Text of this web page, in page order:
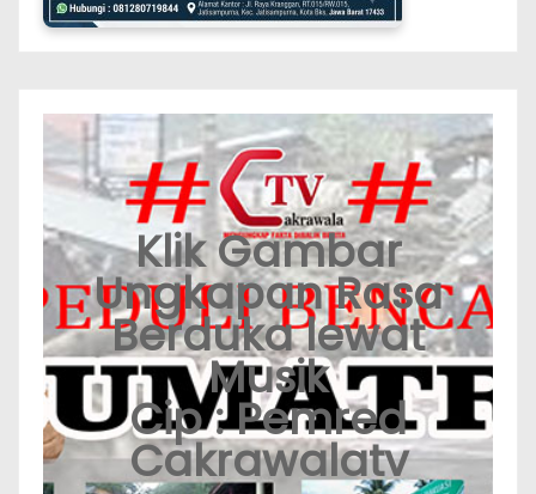
Klik Gambar
Ungkapan Rasa
Berduka lewat
Musik
Cip : Pemred
Cakrawalatv